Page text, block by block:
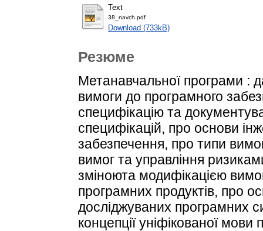
Text
38_navch.pdf
Download (733kB)
Резюме
Метанавчальної програми :
вимоги до програмного
специфікацію та
специфікацій, про основи
забезпечення, про типи
вимог та управління
зміноюта модифікацією
програмних продуктів, про
досліджуваних програмних
концепції уніфікованої